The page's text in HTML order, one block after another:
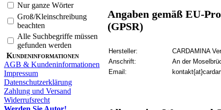
Nur ganze Wörter
Groß/Kleinschreibung
beachten
Alle Suchbegriffe müssen
gefunden werden
Kundeninformationen
AGB & Kundeninformationen
Impressum
Datenschutzerklärung
Zahlung und Versand
Widerrufsrecht
Angaben gemäß EU-
(GPSR)
Hersteller:
CARDAMINA
Anschrift:
An der
Email: